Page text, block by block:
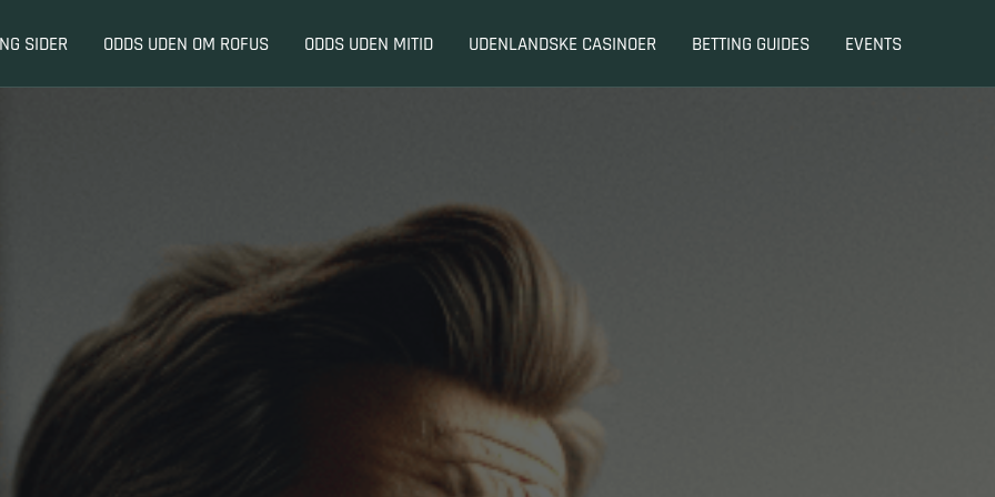
SIDER ODDS UDEN OM ROFUS ODDS UDEN MITID UDENLANDSKE CASINOER BETTING GUIDES EVENTS